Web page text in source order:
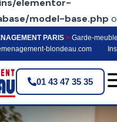
elementor-
model-base.php
PARIS > Garde-
blondeau.com
01 43 47 35 35